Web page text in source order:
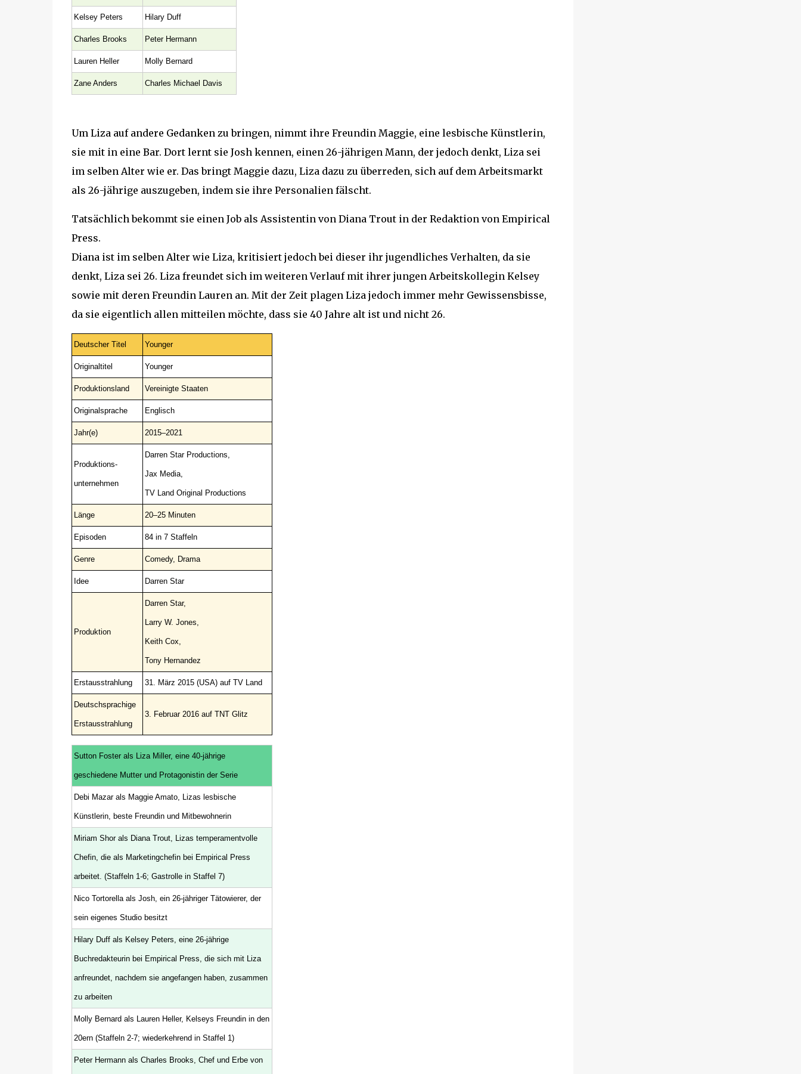
Kelsey Peters Hilary Duff
Charles Brooks Peter Hermann
Lauren Heller Molly Bernard
Zane Anders Charles Michael Davis
Um Liza auf andere Gedanken zu bringen, nimmt ihre Freundin Maggie, eine lesbische Künstlerin,
sie mit in eine Bar. Dort lernt sie Josh kennen, einen 26-jährigen Mann, der jedoch denkt, Liza sei
im selben Alter wie er. Das bringt Maggie dazu, Liza dazu zu überreden, sich auf dem Arbeitsmarkt
als 26-jährige auszugeben, indem sie ihre Personalien fälscht.
Tatsächlich bekommt sie einen Job als Assistentin von Diana Trout in der Redaktion von Empirical
Press.
Diana ist im selben Alter wie Liza, kritisiert jedoch bei dieser ihr jugendliches Verhalten, da sie
denkt, Liza sei 26. Liza freundet sich im weiteren Verlauf mit ihrer jungen Arbeitskollegin Kelsey
sowie mit deren Freundin Lauren an. Mit der Zeit plagen Liza jedoch immer mehr Gewissensbisse,
da sie eigentlich allen mitteilen möchte, dass sie 40 Jahre alt ist und nicht 26.
Deutscher Titel Younger
Originaltitel Younger
Produktionsland Vereinigte Staaten
Originalsprache Englisch
Jahr(e) 2015–2021
Produktions-
unternehmen
Darren Star Productions,
Jax Media,
TV Land Original Productions
Länge 20–25 Minuten
Episoden 84 in 7 Staffeln
Genre Comedy, Drama
Idee Darren Star
Produktion
Darren Star,
Larry W. Jones,
Keith Cox,
Tony Hernandez
Erstausstrahlung 31. März 2015 (USA) auf TV Land
Deutschsprachige
Erstausstrahlung
3. Februar 2016 auf TNT Glitz
Sutton Foster als Liza Miller, eine 40-jährige
geschiedene Mutter und Protagonistin der Serie
Debi Mazar als Maggie Amato, Lizas lesbische
Künstlerin, beste Freundin und Mitbewohnerin
Miriam Shor als Diana Trout, Lizas temperamentvolle
Chefin, die als Marketingchefin bei Empirical Press
arbeitet. (Staffeln 1-6; Gastrolle in Staffel 7)
Nico Tortorella als Josh, ein 26-jähriger Tätowierer, der
sein eigenes Studio besitzt
Hilary Duff als Kelsey Peters, eine 26-jährige
Buchredakteurin bei Empirical Press, die sich mit Liza
anfreundet, nachdem sie angefangen haben, zusammen
zu arbeiten
Molly Bernard als Lauren Heller, Kelseys Freundin in den
20ern (Staffeln 2-7; wiederkehrend in Staffel 1)
Peter Hermann als Charles Brooks, Chef und Erbe von